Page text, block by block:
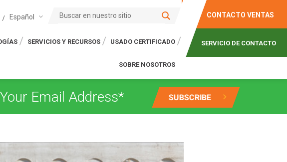
Español
SERVICIOS Y RECURSOS USADO CERTIFICADO
SOBRE NOSOTROS
CONTACTO VENTAS
SERVICIO DE CONTACTO